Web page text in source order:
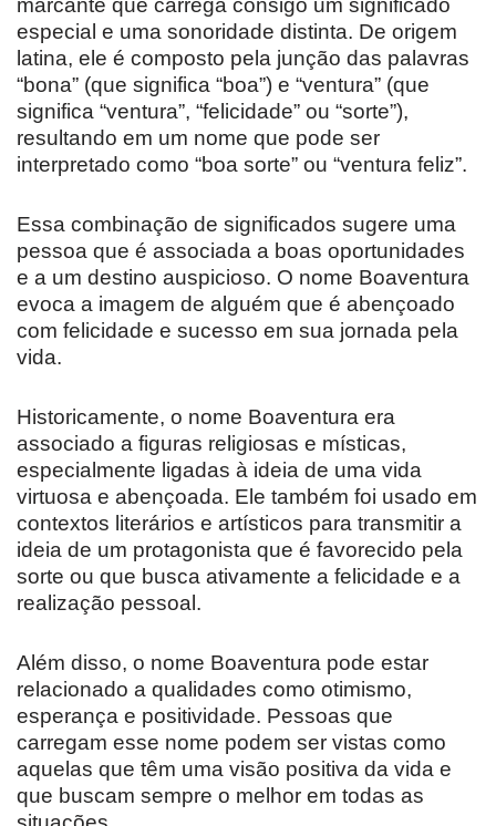
marcante que carrega consigo um significado
especial e uma sonoridade distinta. De origem
latina, ele é composto pela junção das palavras
“bona” (que significa “boa”) e “ventura” (que
significa “ventura”, “felicidade” ou “sorte”),
resultando em um nome que pode ser
interpretado como “boa sorte” ou “ventura feliz”.
Essa combinação de significados sugere uma
pessoa que é associada a boas oportunidades
e a um destino auspicioso. O nome Boaventura
evoca a imagem de alguém que é abençoado
com felicidade e sucesso em sua jornada pela
vida.
Historicamente, o nome Boaventura era
associado a figuras religiosas e místicas,
especialmente ligadas à ideia de uma vida
virtuosa e abençoada. Ele também foi usado em
contextos literários e artísticos para transmitir a
ideia de um protagonista que é favorecido pela
sorte ou que busca ativamente a felicidade e a
realização pessoal.
Além disso, o nome Boaventura pode estar
relacionado a qualidades como otimismo,
esperança e positividade. Pessoas que
carregam esse nome podem ser vistas como
aquelas que têm uma visão positiva da vida e
que buscam sempre o melhor em todas as